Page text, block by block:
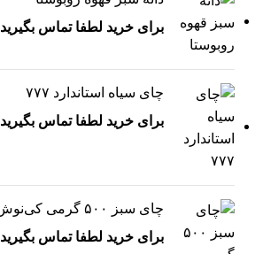
برای خرید لطفا تماس بگیرید
چای سیاه استاندارد ۷۷۷
برای خرید لطفا تماس بگیرید
چای سبز ۵۰۰ گرمی کی‌نوش - کارتن ۱۲ تایی
برای خرید لطفا تماس بگیرید